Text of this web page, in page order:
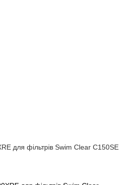
для фільтрів Swim Clear C150SE